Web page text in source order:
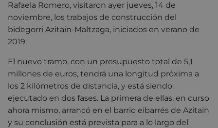
Rafaela Romero, visitaron ayer jueves, 14 de
noviembre, los trabajos de construcción del
bidegorri Azitain-Maltzaga, iniciados en verano de
2019.
El nuevo tramo, con un presupuesto total de 5,1
millones de euros, tendrá una longitud próxima a
los 2 kilómetros de distancia, y está siendo
ejecutado en dos fases. La primera de ellas, en curso
ahora mismo, arrancó en el barrio eibarrés de Azitain
y su conclusión está prevista para a lo largo del